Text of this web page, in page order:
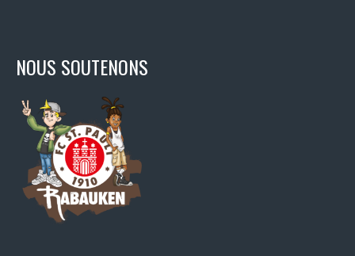
NOUS SOUTENONS